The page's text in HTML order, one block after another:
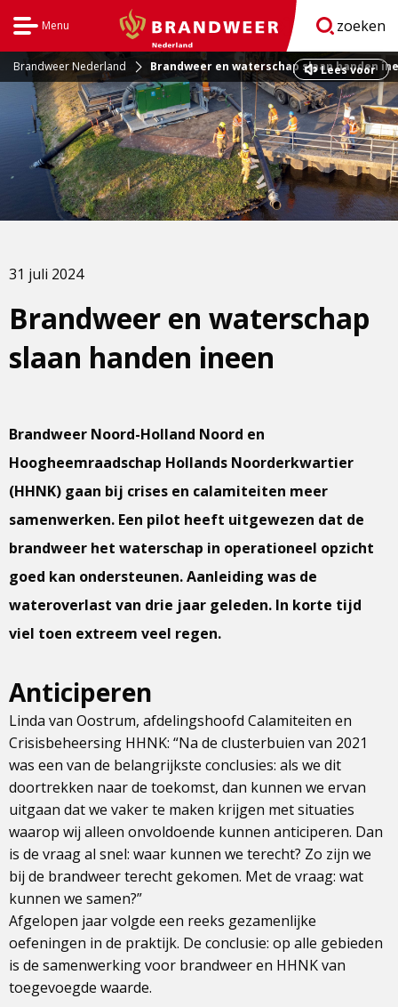
Menu
BrandweerNederland.nl
zoeken
Brandweer Nederland Brandweer en waterschap slaan handen
Dit
is
een
externe
pagina
Lees voor
Brandweer en waterschap
slaan handen ineen
31 juli 2024
Brandweer Noord-Holland Noord en
Hoogheemraadschap Hollands Noorderkwartier
(HHNK) gaan bij crises en calamiteiten meer
samenwerken. Een pilot heeft uitgewezen dat de
brandweer het waterschap in operationeel opzicht
goed kan ondersteunen. Aanleiding was de
wateroverlast van drie jaar geleden. In korte tijd
viel toen extreem veel regen.
Anticiperen
Linda van Oostrum, afdelingshoofd Calamiteiten en
Crisisbeheersing HHNK: “Na de clusterbuien van 2021
was een van de belangrijkste conclusies: als we dit
doortrekken naar de toekomst, dan kunnen we ervan
uitgaan dat we vaker te maken krijgen met situaties
waarop wij alleen onvoldoende kunnen anticiperen. Dan
is de vraag al snel: waar kunnen we terecht? Zo zijn we
bij de brandweer terecht gekomen. Met de vraag: wat
kunnen we samen?”
Afgelopen jaar volgde een reeks gezamenlijke
oefeningen in de praktijk. De conclusie: op alle gebieden
is de samenwerking voor brandweer en HHNK van
toegevoegde waarde.